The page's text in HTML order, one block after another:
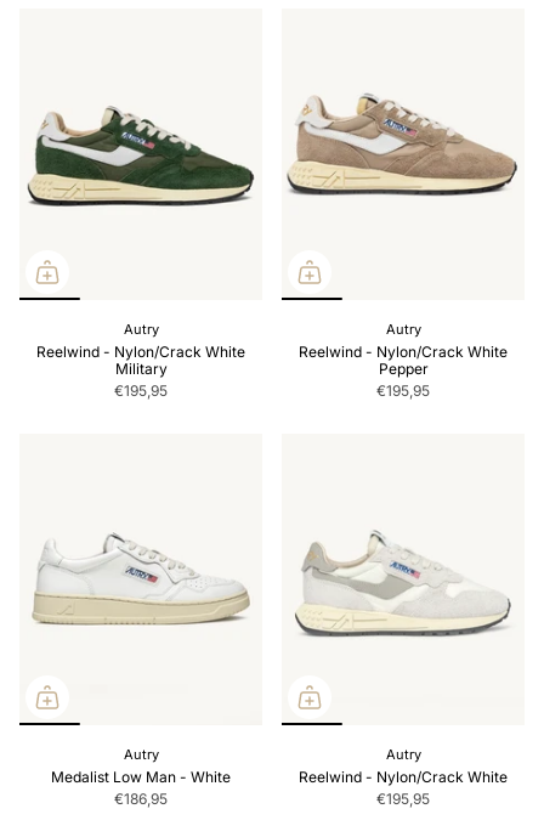
Autry
Reelwind - Nylon/Crack White
Military
€195,95
Autry
Reelwind - Nylon/Crack White
Pepper
€195,95
Autry
Medalist Low Man - White
€186,95
Autry
Reelwind - Nylon/Crack White
€195,95